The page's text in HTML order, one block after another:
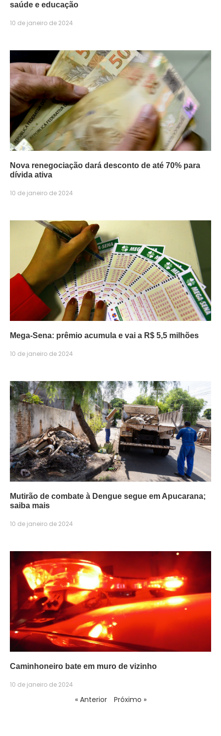
saúde e educação
10 de janeiro de 2024
Nova renegociação dará desconto de até 70% para
dívida ativa
10 de janeiro de 2024
Mega-Sena: prêmio acumula e vai a R$ 5,5 milhões
10 de janeiro de 2024
Mutirão de combate à Dengue segue em Apucarana;
saiba mais
10 de janeiro de 2024
Caminhoneiro bate em muro de vizinho
10 de janeiro de 2024
« Anterior Próximo »